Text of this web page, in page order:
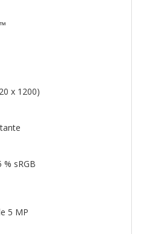
x 1200)
sRGB
5 MP